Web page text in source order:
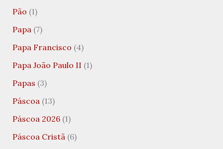
Pão (1)
Papa(7)
Papa Francisco (4)
Papa João Paulo II (1)
Papas (3)
Páscoa(13)
Páscoa 2026(1)
Páscoa Cristã(6)